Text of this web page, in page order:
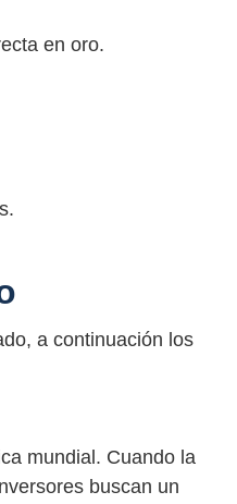
en oro.
a continuación los
mundial. Cuando la
buscan un